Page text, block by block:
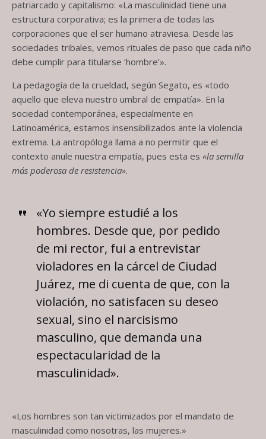
patriarcado y capitalismo: «La masculinidad tiene una
estructura corporativa; es la primera de todas las
corporaciones que el ser humano atraviesa. Desde las
sociedades tribales, vemos rituales de paso que cada niño
debe cumplir para titularse ‘hombre’».
La pedagogía de la crueldad, según Segato, es «todo
aquello que eleva nuestro umbral de empatía». En la
sociedad contemporánea, especialmente en
Latinoamérica, estamos insensibilizados ante la violencia
extrema. La antropóloga llama a no permitir que el
contexto anule nuestra empatía, pues esta es «la semilla
más poderosa de resistencia».
«Yo siempre estudié a los
hombres. Desde que, por pedido
de mi rector, fui a entrevistar
violadores en la cárcel de Ciudad
Juárez, me di cuenta de que, con la
violación, no satisfacen su deseo
sexual, sino el narcisismo
masculino, que demanda una
espectacularidad de la
masculinidad».
«Los hombres son tan victimizados por el mandato de
masculinidad como nosotras, las mujeres.»